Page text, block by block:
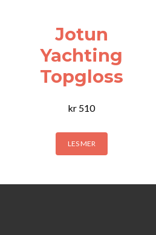
Jotun
Yachting
Topgloss
kr 510
LES MER